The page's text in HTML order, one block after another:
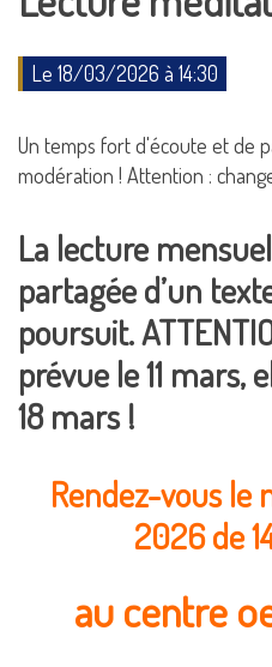
Le 18/03/2026 à 14:30
Un temps fort d'écoute et de
modération ! Attention :
La lecture
partagée d’un
poursuit.
prévue le 11 mars,
18 mars !
Rendez-vous le
2026 de
au centre